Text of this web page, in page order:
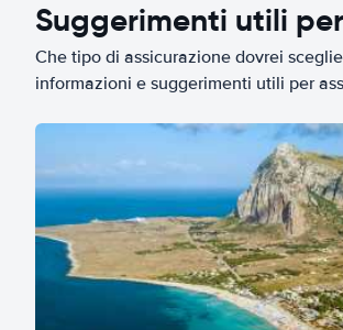
Suggerimenti utili
Che tipo di assicurazione dovrei
informazioni e suggerimenti utili per